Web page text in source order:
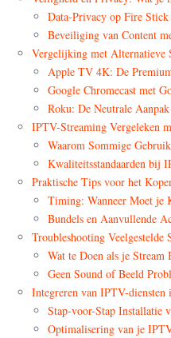
Data-Privacy op Fire Stick
Beveiliging van Content
Vergelijking met Alternatieve
Apple TV 4K: De
Google Chromecast met
Roku: De Neutrale Aanpak
IPTV-Streaming Vergeleken
Waarom Sommige
Kwaliteitsstandaarden bij
Praktische Tips voor het
Timing: Wanneer Moet je
Bundels en Aanvullende
Troubleshooting Veelgestelde
Wat te Doen als je Stream
Geen Sound of Beeld
Integreren van IPTV-
Stap-voor-Stap Installatie
Optimalisering van je